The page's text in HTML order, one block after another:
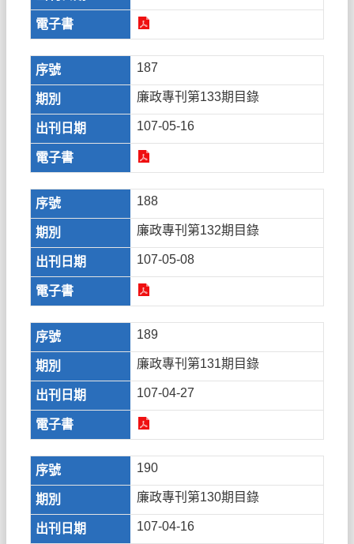
187
廉政專刊第133期目錄
107-05-16
188
廉政專刊第132期目錄
107-05-08
189
廉政專刊第131期目錄
107-04-27
190
廉政專刊第130期目錄
107-04-16